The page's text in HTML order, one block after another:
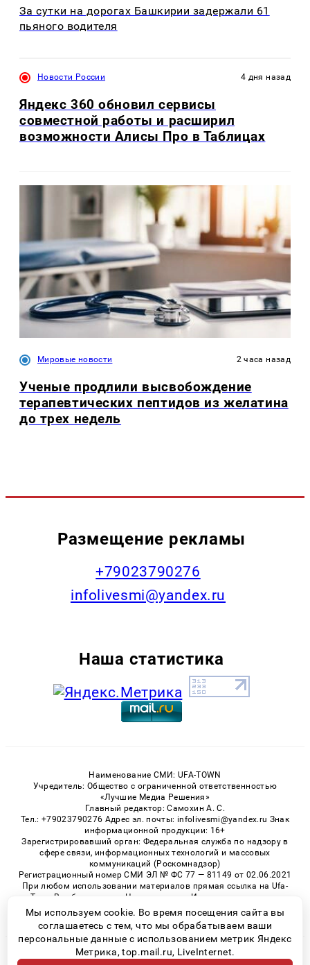
За сутки на дорогах Башкирии задержали 61
пьяного водителя
Новости России 4 дня назад
Яндекс 360 обновил сервисы
совместной работы и расширил
возможности Алисы Про в Таблицах
Мировые новости 2 часа назад
Ученые продлили высвобождение
терапевтических пептидов из желатина
до трех недель
Размещение рекламы
+79023790276
infolivesmi@yandex.ru
Наша статистика
Наименование СМИ: UFA-TOWN
Учредитель: Общество с ограниченной ответственностью
«Лучшие Медиа Решения»
Главный редактор: Самохин А. С.
Тел.: +79023790276 Адрес эл. почты: infolivesmi@yandex.ru Знак
информационной продукции: 16+
Зарегистрировавший орган: Федеральная служба по надзору в
сфере связи, информационных технологий и массовых
коммуникаций (Роскомнадзор)
Регистрационный номер СМИ ЭЛ № ФС 77 — 81149 от 02.06.2021
При любом использовании материалов прямая ссылка на Ufa-
Town.Ru обязательна. Цитирование в Интернете возможно
только при наличии письменного разрешения.
© 2026 «Ufa-Town» | Все права защищены
Мы используем cookie. Во время посещения сайта вы
соглашаетесь с тем, что мы обрабатываем ваши
персональные данные с использованием метрик Яндекс
Метрика, top.mail.ru, LiveInternet.